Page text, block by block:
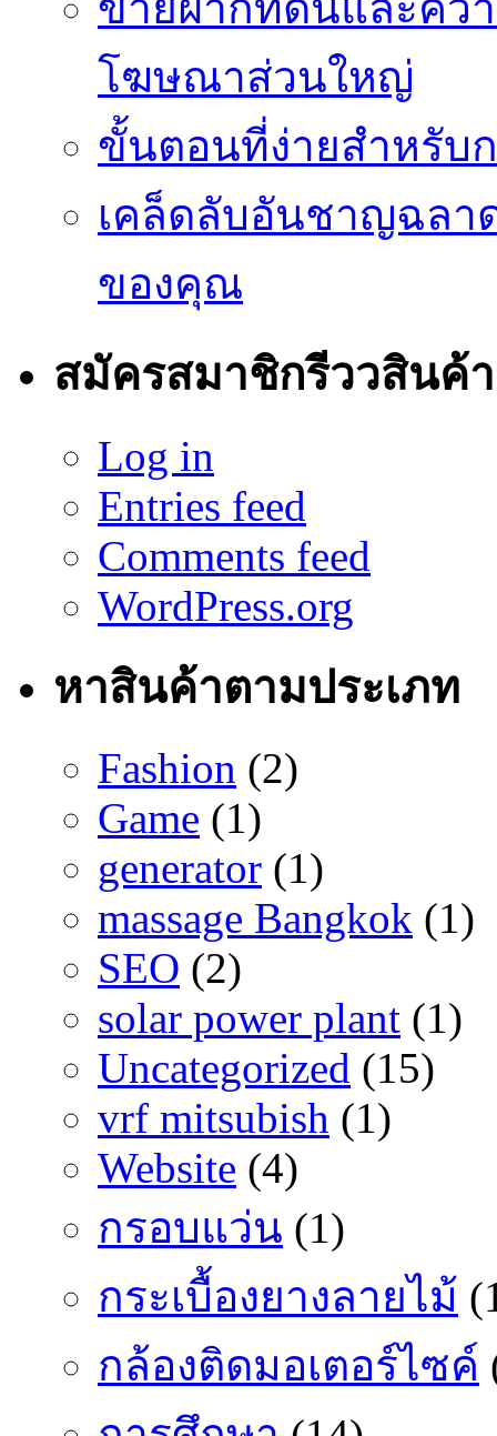
โฆษณาส่วนใหญ่
ขั้นตอนที่ง่ายสำหรับ
เคล็ดลับอันชาญฉลา
ของคุณ
สมัครสมาชิกรีววสินค้า
Log in
Entries feed
Comments feed
WordPress.org
หาสินค้าตามประเภท
Fashion (2)
Game (1)
generator (1)
massage Bangkok (1)
SEO (2)
solar power plant (1)
Uncategorized (15)
vrf mitsubish (1)
Website (4)
กรอบแว่น (1)
กระเบื้องยางลายไม้
กล้องติดมอเตอร์ไซค์